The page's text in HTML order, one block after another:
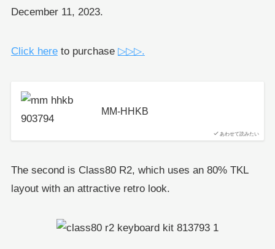
December 11, 2023.
Click hereto purchase ▷▷▷.
あわせて読みたい
MM-HHKB
The second is Class80 R2, which uses an 80% TKL
layout with an attractive retro look.